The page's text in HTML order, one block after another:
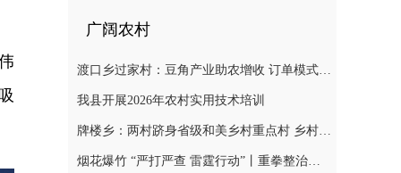
广阔农村
渡口乡过家村：豆角产业助农增收 订单模式铺就致富路
我县开展2026年农村实用技术培训
牌楼乡：两村跻身省级和美乡村重点村 乡村振兴迎来“加速跑”
烟花爆竹 “严打严查 雷霆行动”丨重拳整治非法储存烟花爆竹 筑牢辖区安全防线